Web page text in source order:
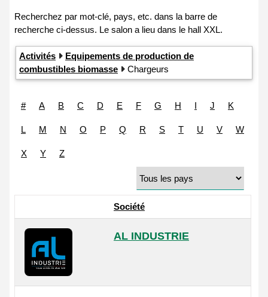
Activités
Equipements de production de
combustibles biomasse
Chargeurs
# A B C D E F G H I J K
L M N O P Q R S T U V W
X Y Z
Société
AL INDUSTRIE